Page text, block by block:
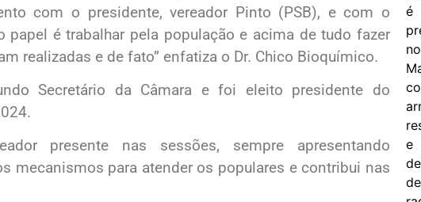
com o presidente, vereador Pinto (PSB), e com o
papel é trabalhar pela população e acima de tudo fazer
realizadas e de fato” enfatiza o Dr. Chico Bioquímico.
Secretário da Câmara e foi eleito presidente do
presente nas sessões, sempre apresentando
mecanismos para atender os populares e contribui nas